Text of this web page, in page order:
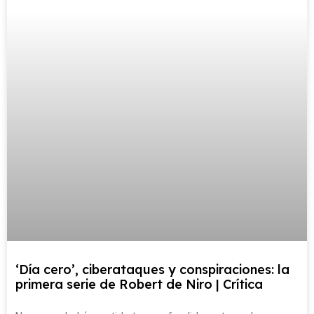
‘Día cero’, ciberataques y conspiraciones: la
primera serie de Robert de Niro | Crítica